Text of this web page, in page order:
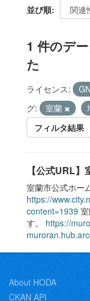
並び順
1 件のデ
た
ライセンス:
グ:
室蘭
フィルタ結果
【公式URL
室蘭市公式ホー
https://
content=1939
す。 https://
About HODA
CKAN API